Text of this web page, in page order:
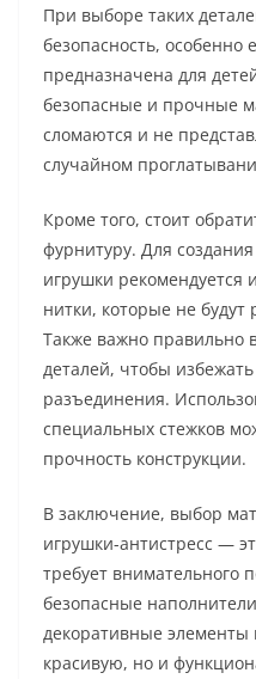
При выборе таких
безопасность, особенно
предназначена для
безопасные и прочные
сломаются и не
случайном
Кроме того, стоит
фурнитуру. Для
игрушки рекомендуется
нитки, которые не
Также важно правильно
деталей, чтобы
разъединения.
специальных стежков
прочность конструкции.
В заключение, выбор
игрушки-антистресс —
требует внимательного
безопасные
декоративные элементы
красивую, но и